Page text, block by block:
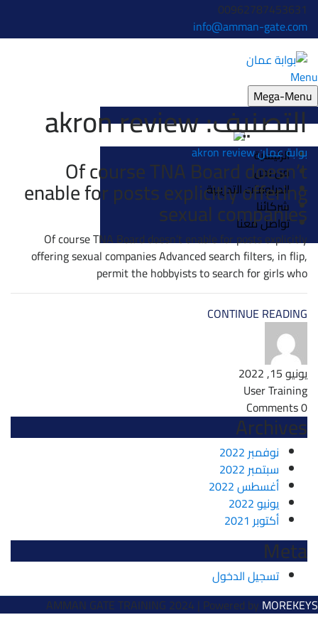
00962787453631
info@amman-gate.com
Menu
Mega-Menu
الرئيسية
من نحن
الدبلومات التدريبية
شركائنا
تواصل معنا
التصنيف:akron review
بوابة عمانakron review
Of course TNA Board doesn’t
enable for posts explicitly offering
sexual companies
Of course TNA Board doesn’t enable for posts explicitly
offering sexual companies Advanced search filters, in flip,
permit the hobbyists to search for girls who
CONTINUE READING
يونيو 15, 2022
User Training
0 Comments
Archives
نوفمبر 2022
سبتمبر 2022
أغسطس 2022
يونيو 2022
أكتوبر 2021
Meta
تسجيل الدخول
AMMAN GATE TRAINING 2024 | Powered by MOREKEYS